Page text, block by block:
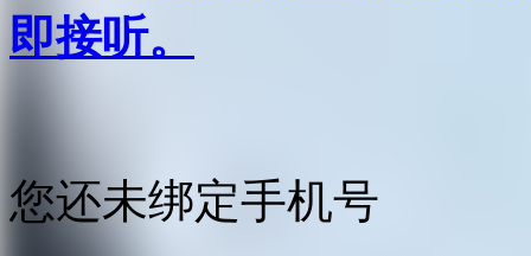
即接听。
您还未绑定手机号